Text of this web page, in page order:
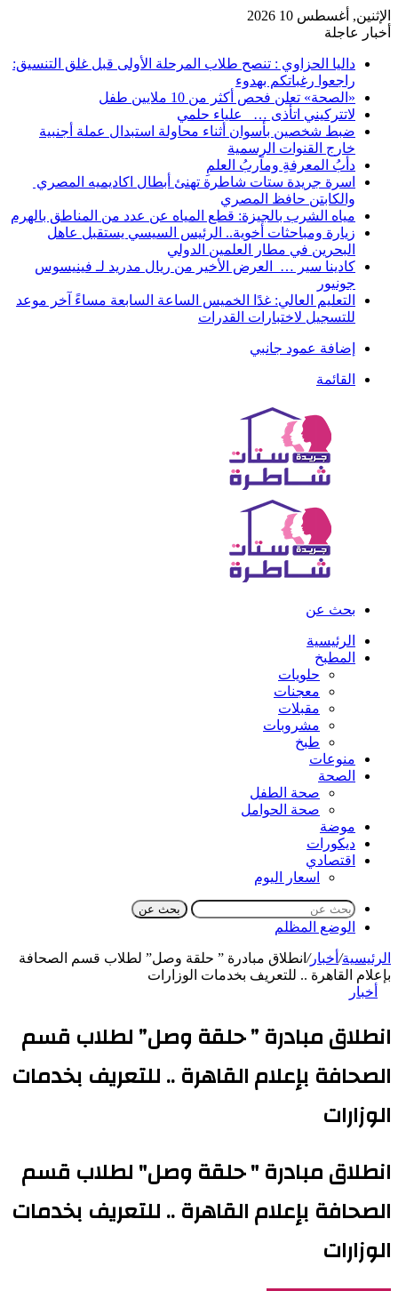
الإثنين, أغسطس 10 2026
أخبار عاجلة
داليا الحزاوي : تنصح طلاب المرحلة الأولى قبل غلق التنسيق:
راجعوا رغباتكم بهدوء
«الصحة» تعلن فحص أكثر من 10 ملايين طفل
لاتتركيني اتأذى … علياء حلمي
ضبط شخصين بأسوان أثناء محاولة استبدال عملة أجنبية
خارج القنوات الرسمية
دأبُ المعرفةِ ومآربُ العلمِ
اسرة جريدة ستات شاطرة تهنئ أبطال اكاديميه المصري
والكابتن حافظ المصري
مياه الشرب بالجيزة: قطع المياه عن عدد من المناطق بالهرم
زيارة ومباحثات أخوية.. الرئيس السيسي يستقبل عاهل
البحرين في مطار العلمين الدولي
كادينا سير … العرض الأخير من ريال مدريد لـ فينيسوس
جونيور
التعليم العالي: غدًا الخميس الساعة السابعة مساءً آخر موعد
للتسجيل لاختبارات القدرات
إضافة عمود جانبي
القائمة
بحث عن
الرئيسية
المطبخ
حلويات
معجنات
مقبلات
مشروبات
طبخ
منوعات
الصحة
صحة الطفل
صحة الحوامل
موضة
ديكورات
اقتصادي
اسعار اليوم
بحث عن
الوضع المظلم
الرئيسية/ أخبار/ انطلاق مبادرة ” حلقة وصل” لطلاب قسم الصحافة
بإعلام القاهرة .. للتعريف بخدمات الوزارات
أخبار
انطلاق مبادرة ” حلقة وصل” لطلاب قسم
الصحافة بإعلام القاهرة .. للتعريف بخدمات
الوزارات
انطلاق مبادرة " حلقة وصل" لطلاب قسم
الصحافة بإعلام القاهرة .. للتعريف بخدمات
الوزارات